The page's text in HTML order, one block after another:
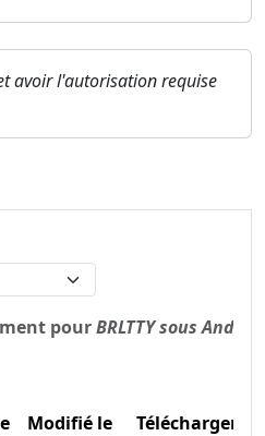
avoir l'autorisation requise
pourBRLTTY sous
Modifié le